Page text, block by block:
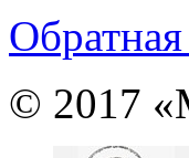
Обратная
© 2017